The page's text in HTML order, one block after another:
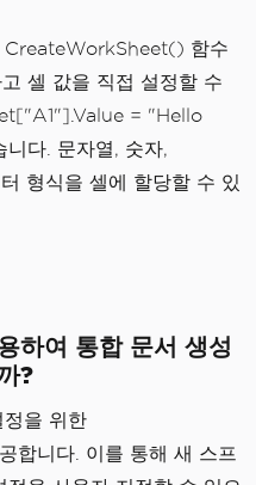
CreateWorkSheet() 함수
셀 값을 직접 설정할 수
= "Hello
다. 문자열, 숫자,
형식을 셀에 할당할 수 있
여 통합 문서 생성
?
을 위한
합니다. 이를 통해 새 스프